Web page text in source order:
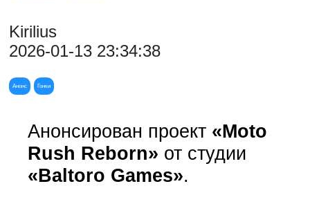
Kirilius
2026-01-13 23:34:38
Анонс Гонки
Анонсирован проект«Moto
Rush Reborn» от студии
«Baltoro Games».